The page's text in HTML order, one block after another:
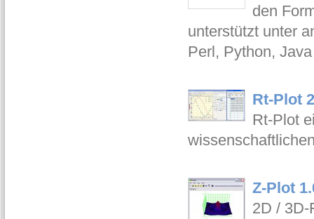
den
unterstützt unter
Perl, Python,
Rt-Plot
Rt-Plot
Z-Plot
2D / 3D-